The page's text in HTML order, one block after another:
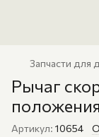
Запчасти для
Рычаг
положения
Артикул: 10654